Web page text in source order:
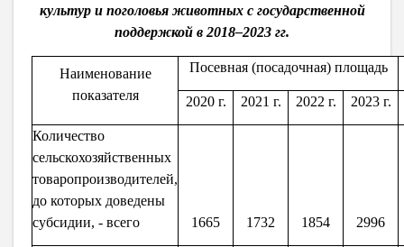
культур и поголовья животных с государственной
поддержкой в 2018–2023 гг.
Наименование
показателя
Посевная (посадочная) площадь
2020 г. 2021 г. 2022 г. 2023 г.
Количество
сельскохозяйственных
товаропроизводителей,
до которых доведены
субсидии, - всего
1665 1732 1854 2996